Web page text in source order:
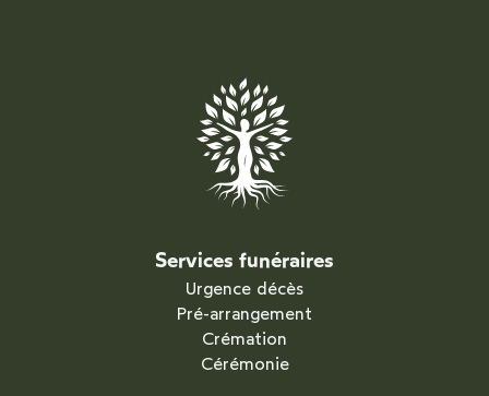
Services funéraires
Urgence décès
Pré-arrangement
Crémation
Cérémonie